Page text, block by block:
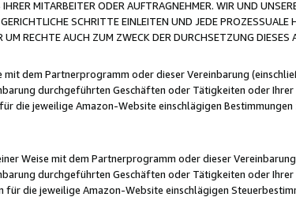
MITARBEITER ODER AUFTRAGNEHMER. WIR UND
SCHRITTE EINLEITEN UND JEDE PROZESSUALE
RECHTE AUCH ZUM ZWECK DER DURCHSETZUNG DIESES
dem Partnerprogramm oder dieser Vereinbarung
durchgeführten Geschäften oder Tätigkeiten oder
die jeweilige Amazon-Website einschlägigen
Weise mit dem Partnerprogramm oder dieser
durchgeführten Geschäften oder Tätigkeiten oder
die jeweilige Amazon-Website einschlägigen